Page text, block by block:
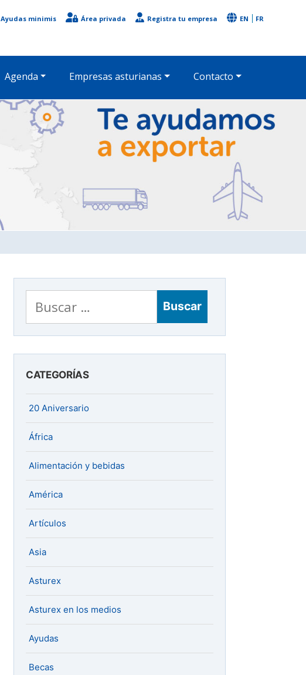
Ayudas minimis Área privada Registra tu empresa EN FR
Agenda Empresas asturianas Contacto
Buscar:
CATEGORÍAS
20 Aniversario
África
Alimentación y bebidas
América
Artículos
Asia
Asturex
Asturex en los medios
Ayudas
Becas